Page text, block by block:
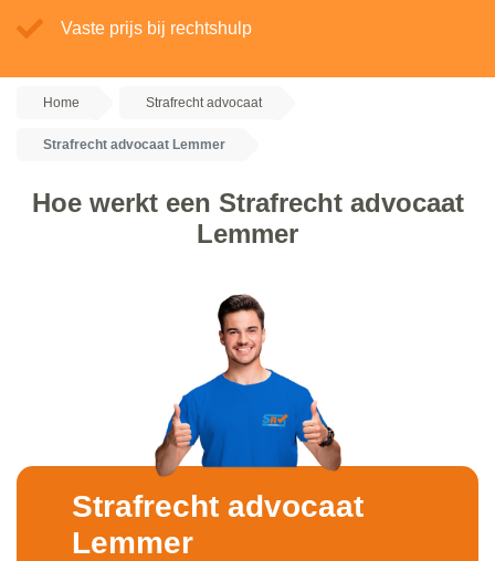
Vaste prijs bij rechtshulp
Home Strafrecht advocaat
Strafrecht advocaat Lemmer
Hoe werkt een Strafrecht advocaat
Lemmer
Strafrecht advocaat
Lemmer